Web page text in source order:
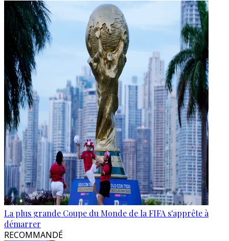
La plus grande Coupe du Monde de la FIFA s'apprête à
démarrer
RECOMMANDÉ